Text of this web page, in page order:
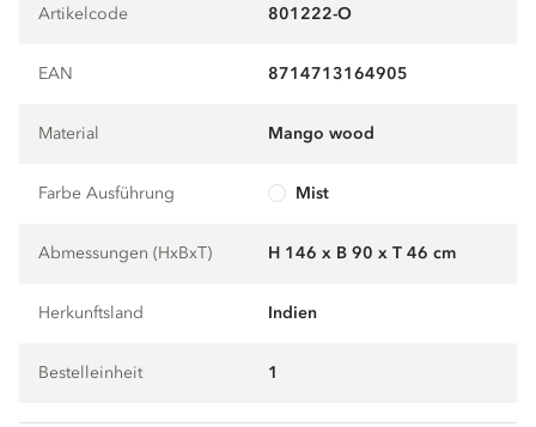
Artikelcode 801222-O
EAN 8714713164905
Material mango wood
Farbe Ausführung mist
Abmessungen (HxBxT) H 146 x B 90 x T 46 cm
Herkunftsland Indien
Bestelleinheit 1